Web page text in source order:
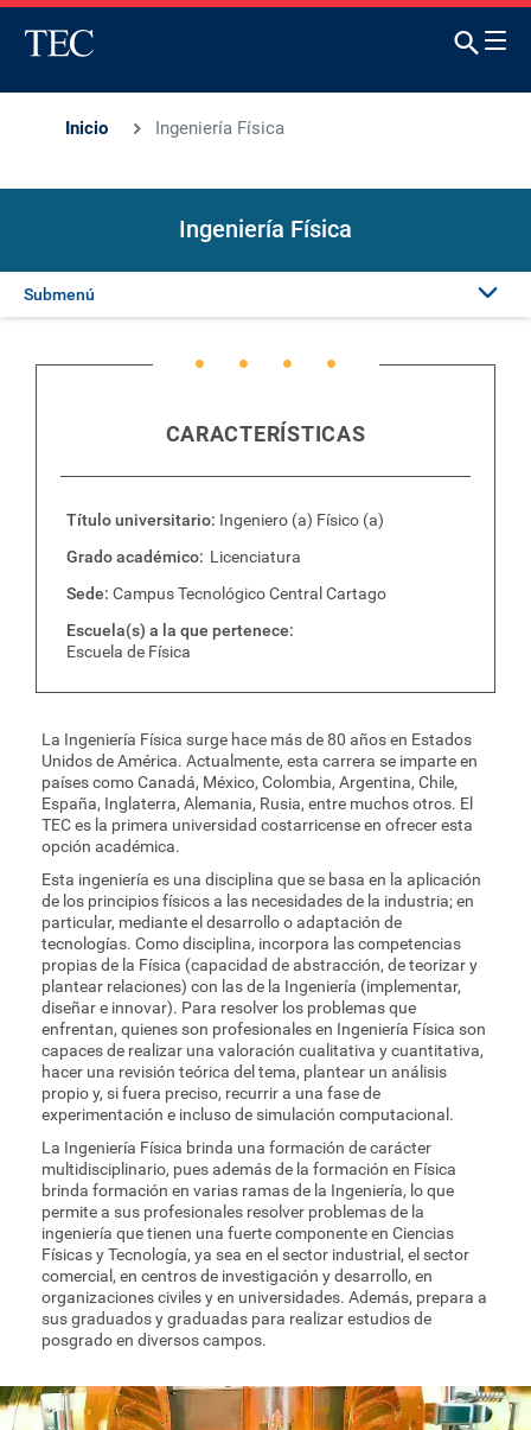
Inicio Ingeniería Física
Ingeniería Física
Submenú
CARACTERÍSTICAS
Título universitario Ingeniero (a) Físico (a)
Grado académico
Licenciatura
Sede Campus Tecnológico Central Cartago
Escuela(s) a la que pertenece
Escuela de Física
La Ingeniería Física surge hace más de 80 años en Estados
Unidos de América. Actualmente, esta carrera se imparte en
países como Canadá, México, Colombia, Argentina, Chile,
España, Inglaterra, Alemania, Rusia, entre muchos otros. El
TEC es la primera universidad costarricense en ofrecer esta
opción académica.
Esta ingeniería es una disciplina que se basa en la aplicación
de los principios físicos a las necesidades de la industria; en
particular, mediante el desarrollo o adaptación de
tecnologías. Como disciplina, incorpora las competencias
propias de la Física (capacidad de abstracción, de teorizar y
plantear relaciones) con las de la Ingeniería (implementar,
diseñar e innovar). Para resolver los problemas que
enfrentan, quienes son profesionales en Ingeniería Física son
capaces de realizar una valoración cualitativa y cuantitativa,
hacer una revisión teórica del tema, plantear un análisis
propio y, si fuera preciso, recurrir a una fase de
experimentación e incluso de simulación computacional.
La Ingeniería Física brinda una formación de carácter
multidisciplinario, pues además de la formación en Física
brinda formación en varias ramas de la Ingeniería, lo que
permite a sus profesionales resolver problemas de la
ingeniería que tienen una fuerte componente en Ciencias
Físicas y Tecnología, ya sea en el sector industrial, el sector
comercial, en centros de investigación y desarrollo, en
organizaciones civiles y en universidades. Además, prepara a
sus graduados y graduadas para realizar estudios de
posgrado en diversos campos.